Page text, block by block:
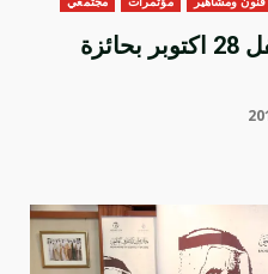
ندوة الثقافة والعلوم تحتفل 28 اكتوبر بحائزة